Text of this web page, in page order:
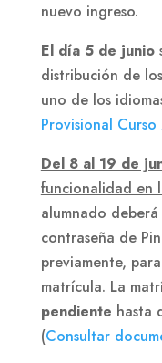
nuevo ingreso.
El día 5 de junio
distribución de
uno de los
Provisional
Del 8 al 19 de
funcionalidad en
alumnado
contraseña de
previamente,
matrícula. La
pendiente hasta
(Consultar